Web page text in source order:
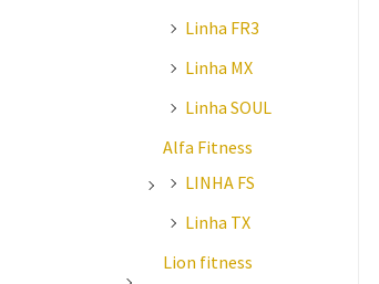
Linha FR3
Linha MX
Linha SOUL
Alfa Fitness
LINHA FS
Linha TX
Lion fitness